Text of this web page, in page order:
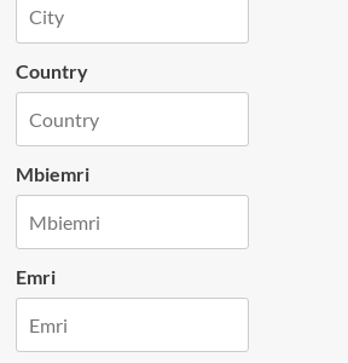
Country
Mbiemri
Emri